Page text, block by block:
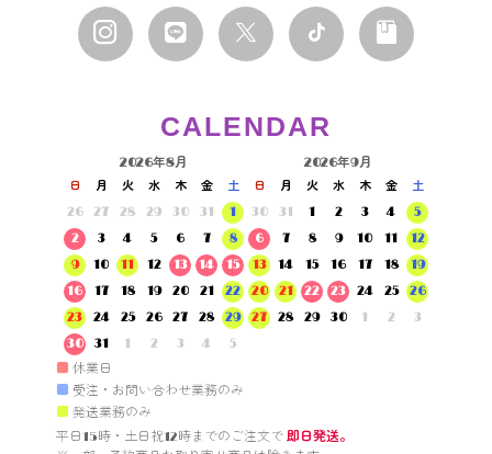
CALENDAR
2026年8月
日 月 火 水 木 金
土
26
27 28 29 30 31
1
2
3 4 5 6 7
8
9
10 11 12 13 14
15
16
17 18 19 20 21
22
23
24 25 26 27 28
29
30
31 1 2 3 4 5
2026年9月
日 月 火 水 木 金
土
30
31 1 2 3 4
5
6
7 8 9 10 11
12
13
14 15 16 17 18
19
20
21 22 23 24 25
26
27
28 29 30 1 2 3
■ 休業日
■ 受注・お問い合わせ業務のみ
■ 発送業務のみ
平日15時・土日祝12時までのご注文で 即日発送。